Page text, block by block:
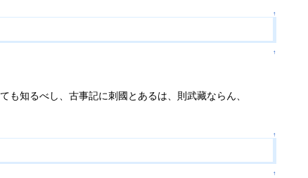
↑
↑
知るべし、古事記に刺國とあるは、則武藏ならん、
↑
↑